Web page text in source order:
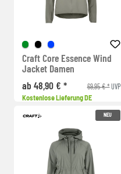
Craft Core Essence Wind
Jacket Damen
ab 48,90 € *
69,95 € *UVP
Kostenlose Lieferung DE
NEU